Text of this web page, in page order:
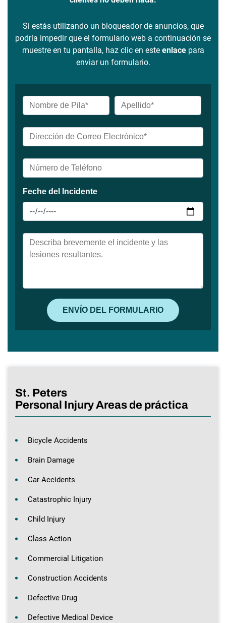
Si estás utilizando un bloqueador de anuncios, que
podría impedir que el formulario web a continuación se
muestre en tu pantalla, haz clic en este enlacepara
enviar un formulario.
St. Peters
Personal Injury Areas de práctica
Bicycle Accidents
Brain Damage
Car Accidents
Catastrophic Injury
Child Injury
Class Action
Commercial Litigation
Construction Accidents
Defective Drug
Defective Medical Device